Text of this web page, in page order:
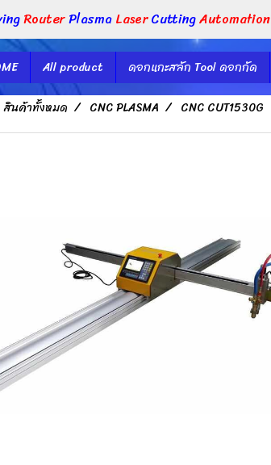
RouterPlasmaLaserCuttingAutomation
All product ดอกแกะสลัก Tool ดอกกัด
สินค้าทั้งหมด CNC PLASMA CNC CUT1530G